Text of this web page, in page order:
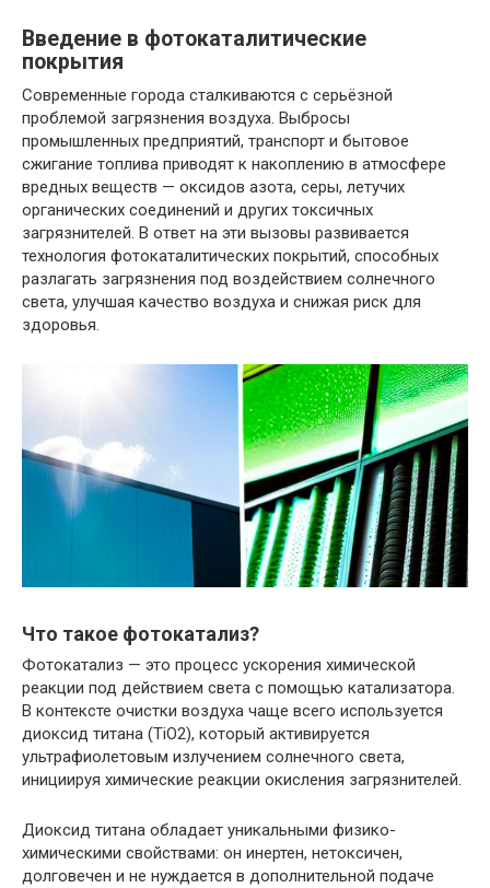
Введение в фотокаталитические
покрытия
Современные города сталкиваются с серьёзной
проблемой загрязнения воздуха. Выбросы
промышленных предприятий, транспорт и бытовое
сжигание топлива приводят к накоплению в атмосфере
вредных веществ — оксидов азота, серы, летучих
органических соединений и других токсичных
загрязнителей. В ответ на эти вызовы развивается
технология фотокаталитических покрытий, способных
разлагать загрязнения под воздействием солнечного
света, улучшая качество воздуха и снижая риск для
здоровья.
Что такое фотокатализ?
Фотокатализ — это процесс ускорения химической
реакции под действием света с помощью катализатора.
В контексте очистки воздуха чаще всего используется
диоксид титана (TiO2), который активируется
ультрафиолетовым излучением солнечного света,
инициируя химические реакции окисления загрязнителей.
Диоксид титана обладает уникальными физико-
химическими свойствами: он инертен, нетоксичен,
долговечен и не нуждается в дополнительной подаче